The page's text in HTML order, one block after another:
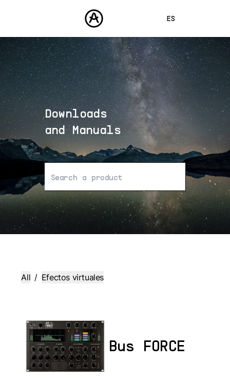
ES
ENGLISH
FRANÇAIS
DEUTSCH
日本語
中文
PRODUCTOS
SONIDOS
TIENDA
COMUNIDAD
ASISTENCIA
Downloads
and Manuals
No se han encontrado resultados
All / Efectos virtuales
Bus FORCE